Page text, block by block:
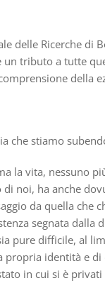
delle Ricerche di
un tributo a tutte
della
che stiamo
la vita, nessuno
di noi, ha anche
da quella che
segnata dalla
pure difficile, al
propria identità e di
in cui si è